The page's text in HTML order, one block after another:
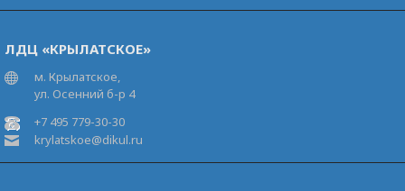
ЛДЦ «КРЫЛАТСКОЕ»
м. Крылатское,
ул. Осенний б-р 4
+7 495 779-30-30
krylatskoe@dikul.ru